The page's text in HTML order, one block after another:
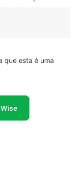
que esta é uma